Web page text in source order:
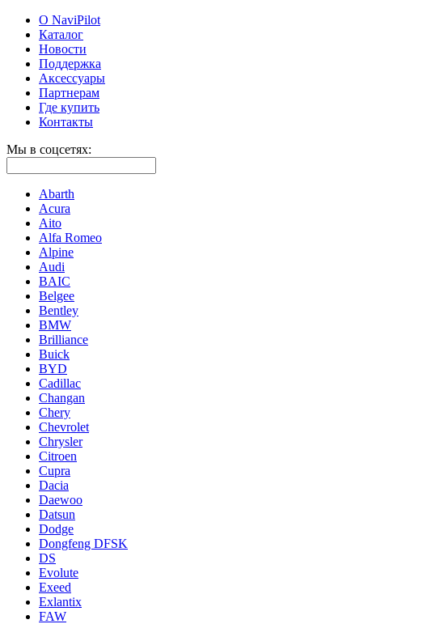
О NaviPilot
Каталог
Новости
Поддержка
Аксессуары
Партнерам
Где купить
Контакты
Мы в соцсетях:
Abarth
Acura
Aito
Alfa Romeo
Alpine
Audi
BAIC
Belgee
Bentley
BMW
Brilliance
Buick
BYD
Cadillac
Changan
Chery
Chevrolet
Chrysler
Citroen
Cupra
Dacia
Daewoo
Datsun
Dodge
Dongfeng DFSK
DS
Evolute
Exeed
Exlantix
FAW